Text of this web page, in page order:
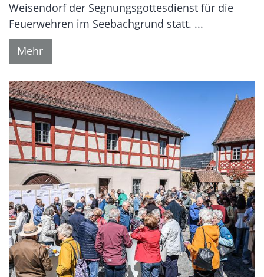
Weisendorf der Segnungsgottesdienst für die
Feuerwehren im Seebachgrund statt. ...
Mehr